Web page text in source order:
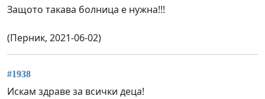
Защото такава болница е нужна!!!
(Перник, 2021-06-02)
#1938
Искам здраве за всички деца!